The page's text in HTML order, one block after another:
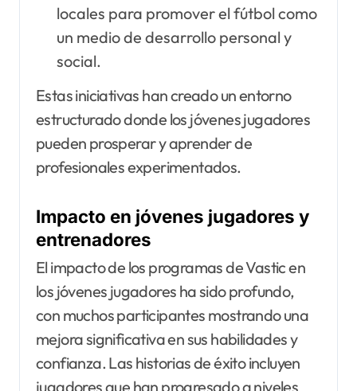
locales para promover el fútbol como
un medio de desarrollo personal y
social.
Estas iniciativas han creado un entorno
estructurado donde los jóvenes jugadores
pueden prosperar y aprender de
profesionales experimentados.
Impacto en jóvenes jugadores y
entrenadores
El impacto de los programas de Vastic en
los jóvenes jugadores ha sido profundo,
con muchos participantes mostrando una
mejora significativa en sus habilidades y
confianza. Las historias de éxito incluyen
jugadores que han progresado a niveles